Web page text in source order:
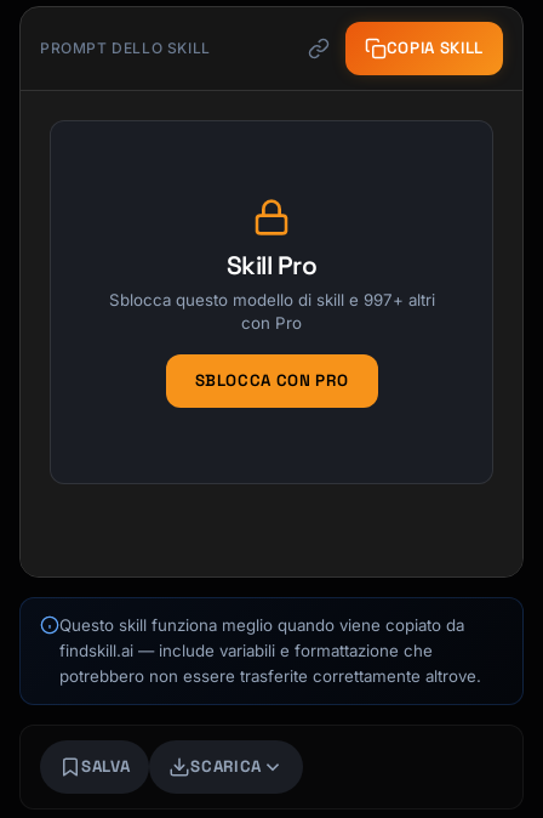
PROMPT DELLO SKILL COPIA SKILL
Skill Pro
Sblocca questo modello di skill e 997+ altri
con Pro
SBLOCCA CON PRO
Questo skill funziona meglio quando viene copiato da
findskill.ai — include variabili e formattazione che
potrebbero non essere trasferite correttamente altrove.
SALVA SCARICA